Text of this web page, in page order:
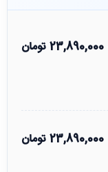
23,890,000تومان
23,890,000تومان